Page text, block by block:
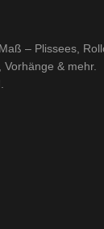
– Plissees,
& mehr.